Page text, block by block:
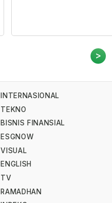
>
INTERNASIONAL
TEKNO
BISNIS FINANSIAL
ESGNOW
VISUAL
ENGLISH
TV
RAMADHAN